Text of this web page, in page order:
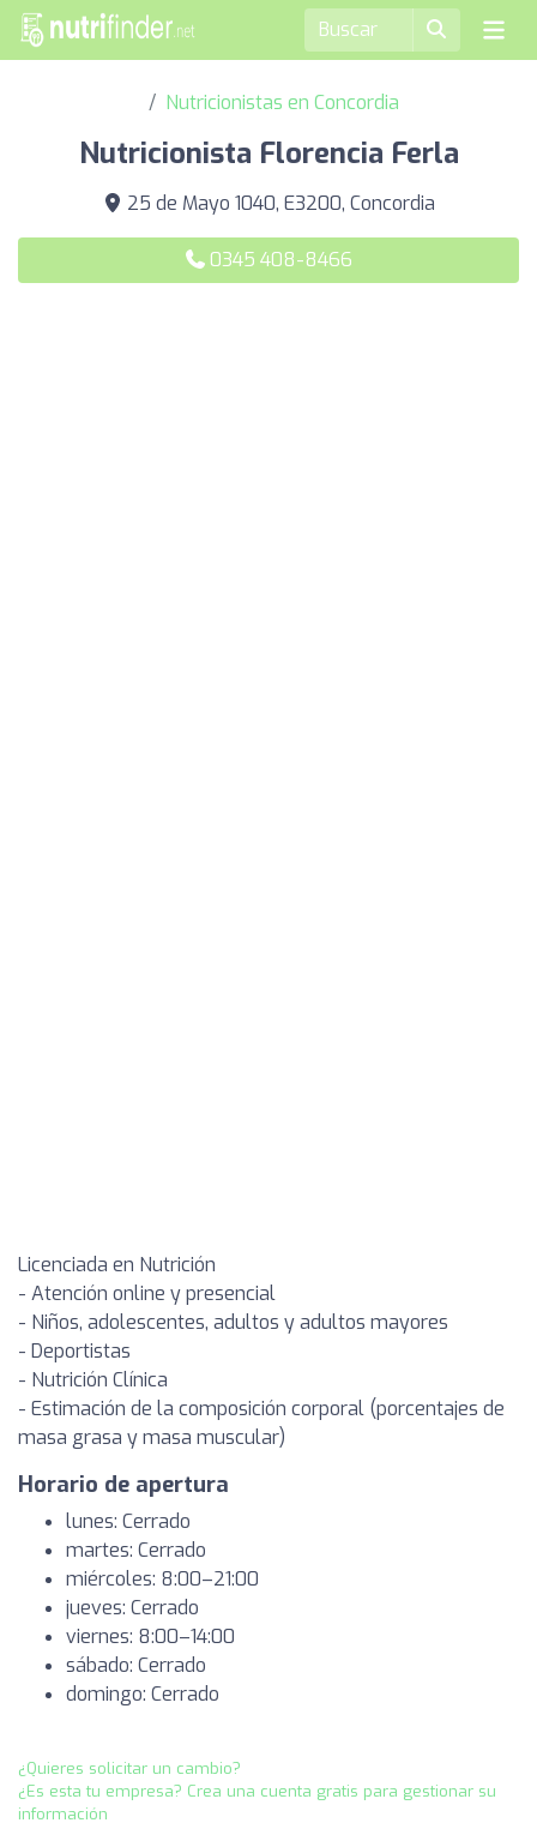
Nutricionistas en Concordia
Nutricionista Florencia Ferla
25 de Mayo 1040, E3200, Concordia
0345 408-8466
Licenciada en Nutrición
- Atención online y presencial
- Niños, adolescentes, adultos y adultos mayores
- Deportistas
- Nutrición Clínica
- Estimación de la composición corporal (porcentajes de
masa grasa y masa muscular)
Horario de apertura
lunes: Cerrado
martes: Cerrado
miércoles: 8:00–21:00
jueves: Cerrado
viernes: 8:00–14:00
sábado: Cerrado
domingo: Cerrado
¿Quieres solicitar un cambio?
¿Es esta tu empresa? Crea una cuenta gratis para gestionar su
información